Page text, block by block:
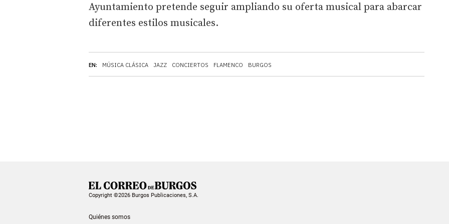
EN: MÚSICA CLÁSICA JAZZ CONCIERTOS FLAMENCO BURGOS
Ayuntamiento pretende seguir ampliando su oferta musical para abarcar
diferentes estilos musicales.
Copyright ©2026 Burgos Publicaciones, S.A.
Quiénes somos